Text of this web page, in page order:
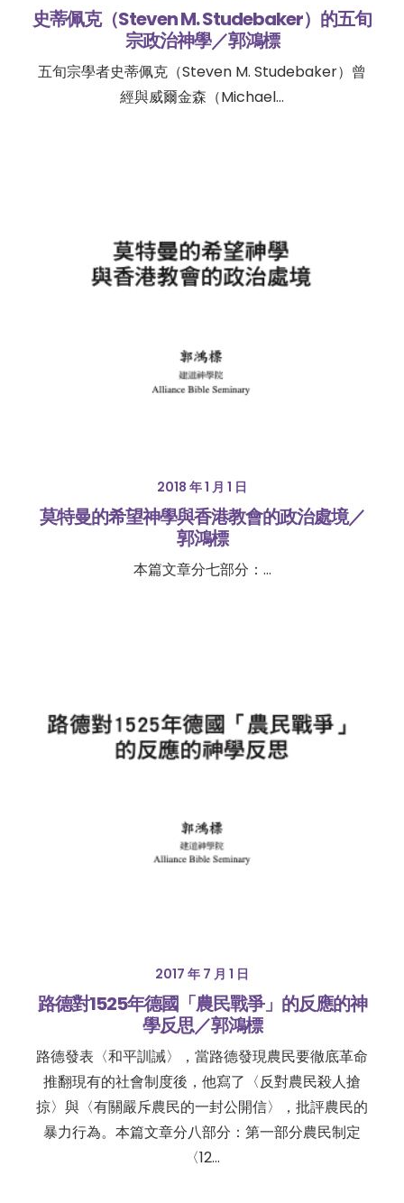
史蒂佩克（Steven M. Studebaker）的五旬
宗政治神學／郭鴻標
五旬宗學者史蒂佩克（Steven M. Studebaker）曾
經與威爾金森（Michael…
2018 年 1 月 1 日
莫特曼的希望神學與香港教會的政治處境／
郭鴻標
本篇文章分七部分：…
2017 年 7 月 1 日
路德對1525年德國「農民戰爭」的反應的神
學反思／郭鴻標
路德發表〈和平訓誡〉，當路德發現農民要徹底革命
推翻現有的社會制度後，他寫了〈反對農民殺人搶
掠〉與〈有關嚴斥農民的一封公開信〉，批評農民的
暴力行為。本篇文章分八部分：第一部分農民制定
〈12…